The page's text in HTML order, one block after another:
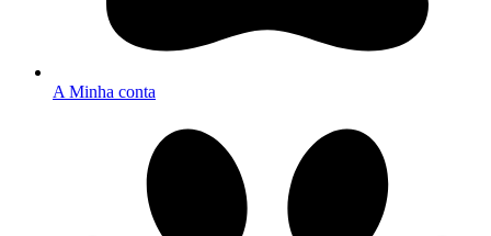
A Minha conta